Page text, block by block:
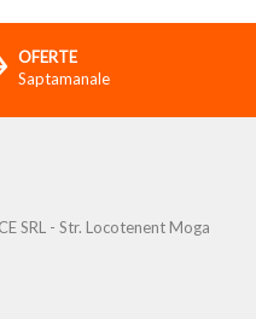
OFERTE
Saptamanale
SRL - Str. Locotenent Moga